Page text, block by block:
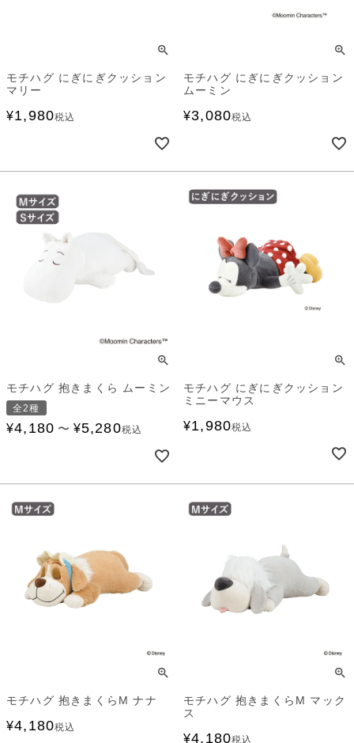
モチハグ にぎにぎクッション
マリー
¥1,980税込
モチハグ にぎにぎクッション
ムーミン
¥3,080税込
モチハグ 抱きまくら ムーミン
全2種
¥4,180 〜 ¥5,280税込
モチハグ にぎにぎクッション
ミニーマウス
¥1,980税込
モチハグ 抱きまくらM ナナ
¥4,180税込
モチハグ 抱きまくらM マック
ス
¥4,180税込